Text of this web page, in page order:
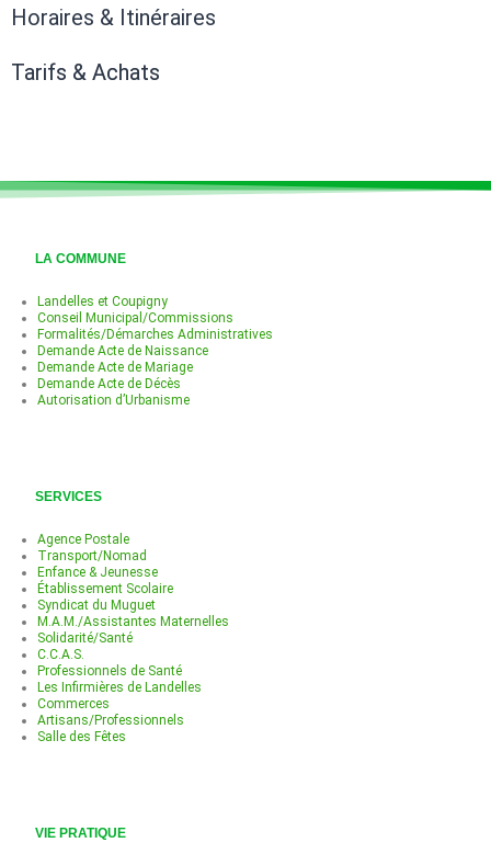
Horaires & Itinéraires
Tarifs & Achats
LA COMMUNE
Landelles et Coupigny
Conseil Municipal/Commissions
Formalités/Démarches Administratives
Demande Acte de Naissance
Demande Acte de Mariage
Demande Acte de Décès
Autorisation d’Urbanisme
SERVICES
Agence Postale
Transport/Nomad
Enfance & Jeunesse
Établissement Scolaire
Syndicat du Muguet
M.A.M./Assistantes Maternelles
Solidarité/Santé
C.C.A.S.
Professionnels de Santé
Les Infirmières de Landelles
Commerces
Artisans/Professionnels
Salle des Fêtes
VIE PRATIQUE